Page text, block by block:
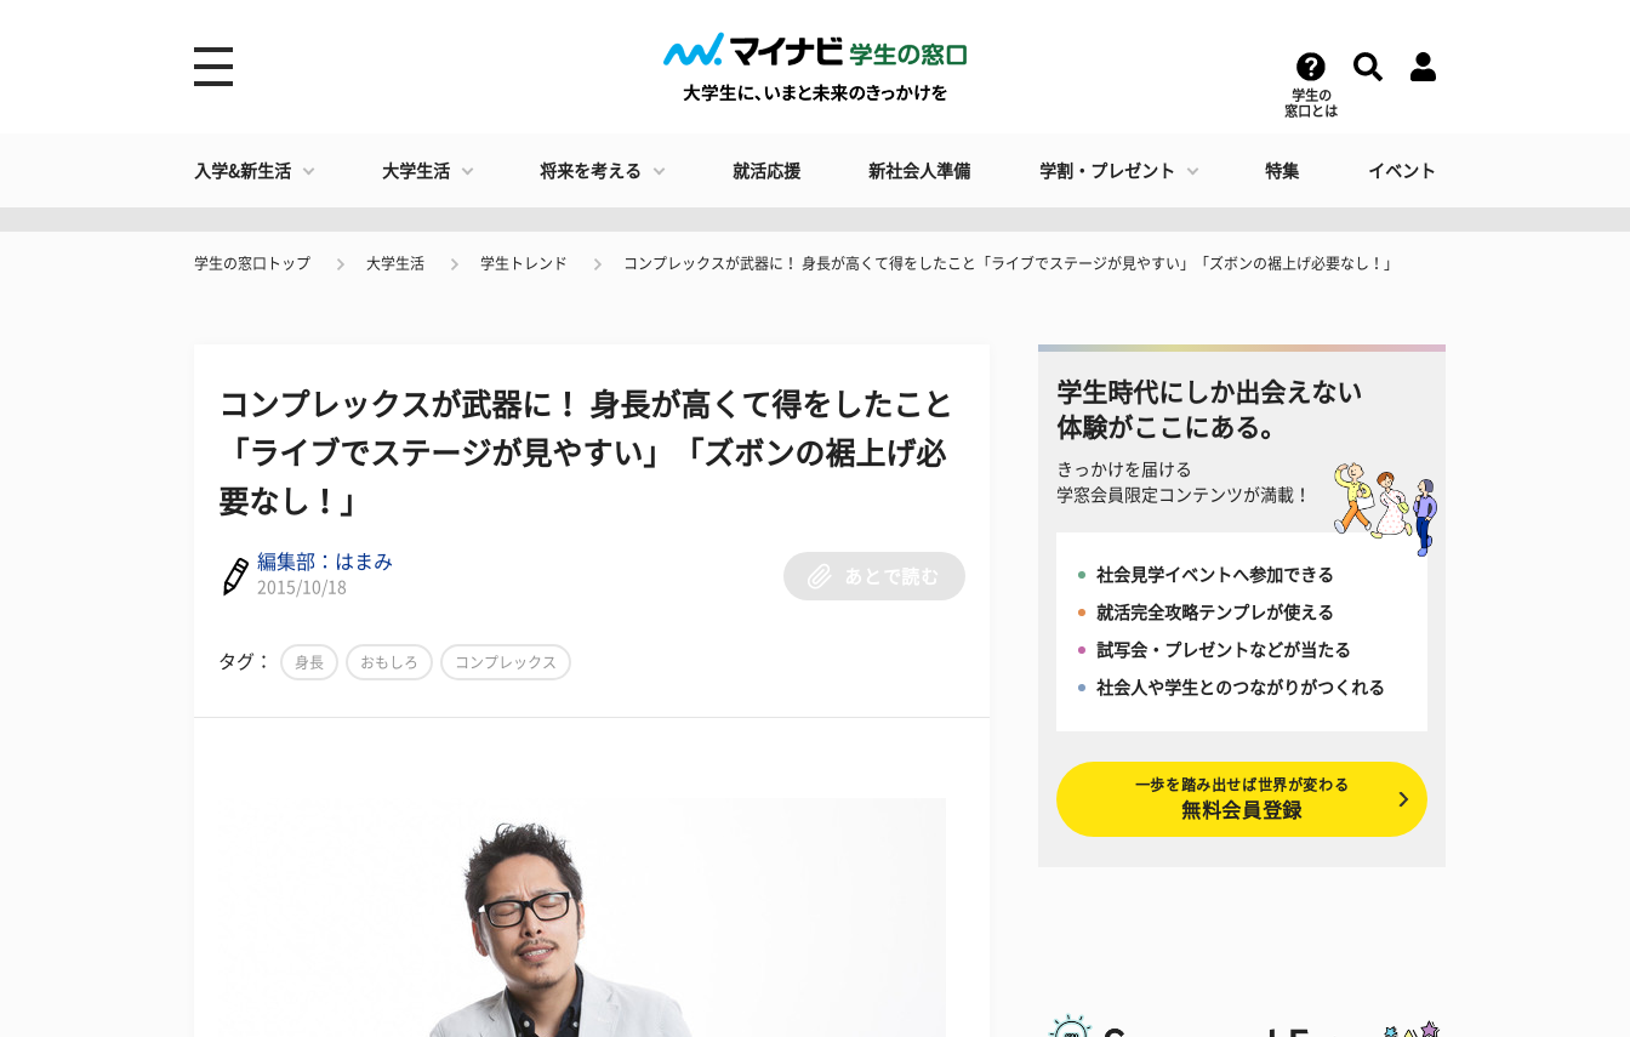
学生の
窓口とは
入学&新生活 大学生活 将来を考える 就活応援 新社会人準備 学割・プレゼント 特集 イベント
学生の窓口トップ 大学生活 学生トレンド コンプレックスが武器に！ 身長が高くて得をしたこと「ライブでステージが見やすい」「ズボンの裾上げ必要なし！」
コンプレックスが武器に！ 身長が高くて得をしたこと
「ライブでステージが見やすい」「ズボンの裾上げ必
要なし！」
編集部：はまみ
2015/10/18
あとで読む
タグ： 身長 おもしろ コンプレックス
学生時代にしか出会えない
体験がここにある。
きっかけを届ける
学窓会員限定コンテンツが満載！
社会見学イベントへ参加できる
就活完全攻略テンプレが使える
試写会・プレゼントなどが当たる
社会人や学生とのつながりがつくれる
一歩を踏み出せば世界が変わる
無料会員登録